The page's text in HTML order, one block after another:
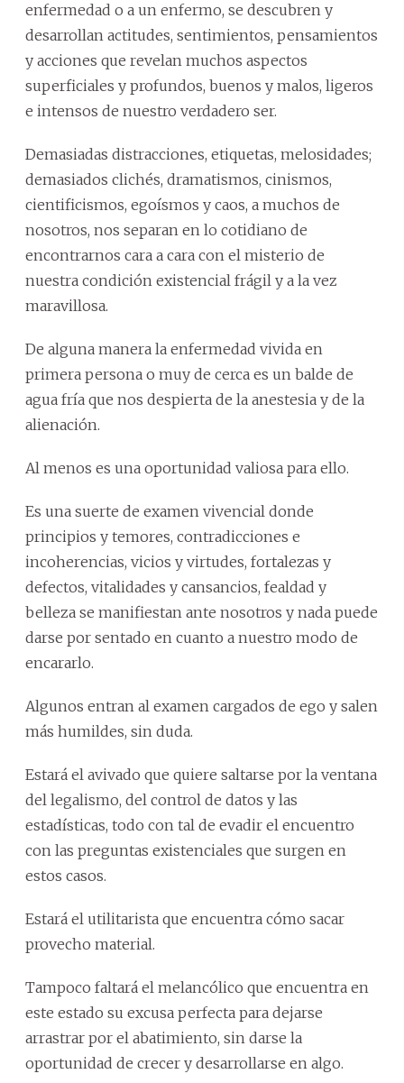
enfermedad o a un enfermo, se descubren y
desarrollan actitudes, sentimientos, pensamientos
y acciones que revelan muchos aspectos
superficiales y profundos, buenos y malos, ligeros
e intensos de nuestro verdadero ser.
Demasiadas distracciones, etiquetas, melosidades;
demasiados clichés, dramatismos, cinismos,
cientificismos, egoísmos y caos, a muchos de
nosotros, nos separan en lo cotidiano de
encontrarnos cara a cara con el misterio de
nuestra condición existencial frágil y a la vez
maravillosa.
De alguna manera la enfermedad vivida en
primera persona o muy de cerca es un balde de
agua fría que nos despierta de la anestesia y de la
alienación.
Al menos es una oportunidad valiosa para ello.
Es una suerte de examen vivencial donde
principios y temores, contradicciones e
incoherencias, vicios y virtudes, fortalezas y
defectos, vitalidades y cansancios, fealdad y
belleza se manifiestan ante nosotros y nada puede
darse por sentado en cuanto a nuestro modo de
encararlo.
Algunos entran al examen cargados de ego y salen
más humildes, sin duda.
Estará el avivado que quiere saltarse por la ventana
del legalismo, del control de datos y las
estadísticas, todo con tal de evadir el encuentro
con las preguntas existenciales que surgen en
estos casos.
Estará el utilitarista que encuentra cómo sacar
provecho material.
Tampoco faltará el melancólico que encuentra en
este estado su excusa perfecta para dejarse
arrastrar por el abatimiento, sin darse la
oportunidad de crecer y desarrollarse en algo.